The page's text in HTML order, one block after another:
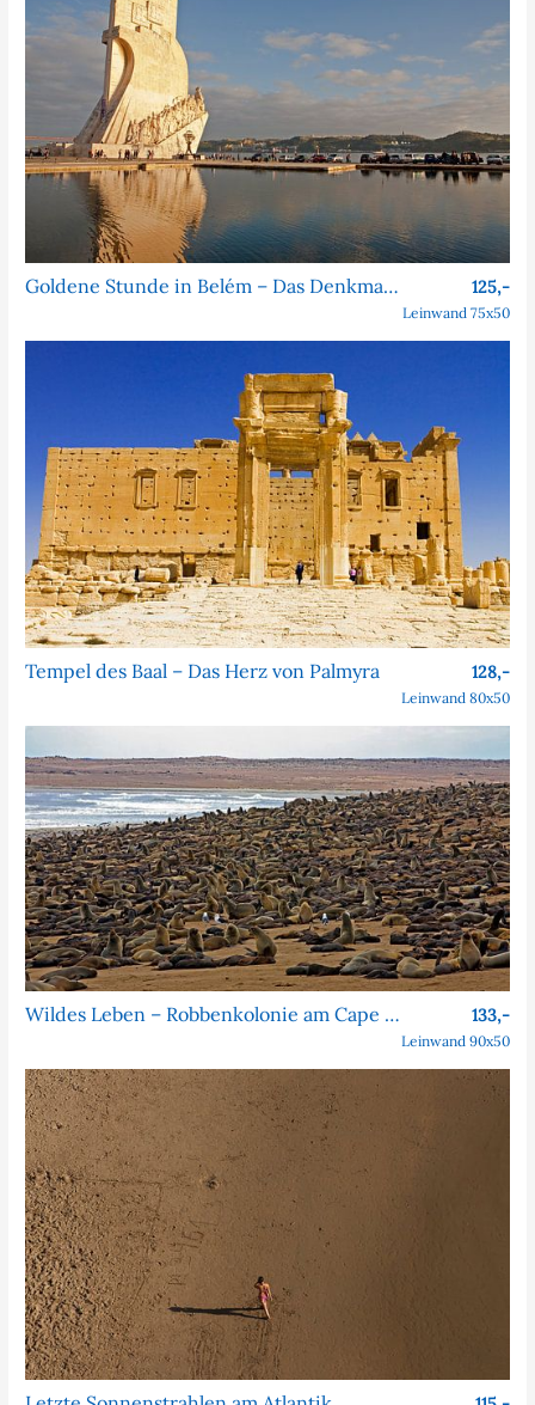
Goldene Stunde in Belém – Das Denkmal der Entdeckungen 125,-
Leinwand 75x50
Tempel des Baal – Das Herz von Palmyra 128,-
Leinwand 80x50
Wildes Leben – Robbenkolonie am Cape Cross 133,-
Leinwand 90x50